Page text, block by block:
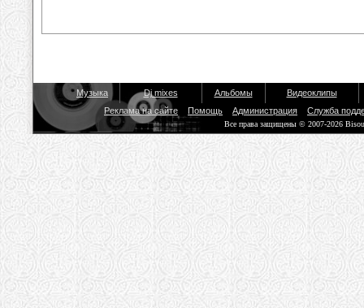
Музыка Dj mixes Альбомы
Видеоклипы
Реклама на сайте
Помощь Администрация Служба
Все права защищены © 2007-2026